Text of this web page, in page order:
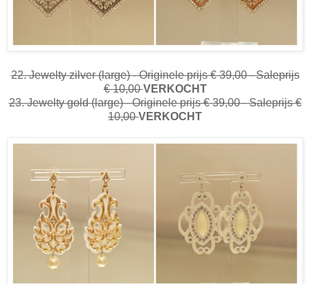
22. Jewelty zilver (large) - Originele prijs € 39,00 - Saleprijs
€ 10,00VERKOCHT
23. Jewelty gold (large) - Originele prijs € 39,00 - Saleprijs €
10,00VERKOCHT